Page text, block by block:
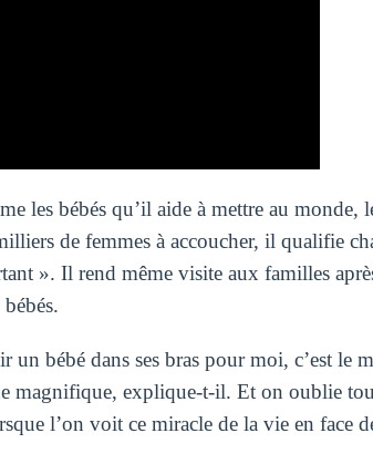
les bébés qu’il aide à mettre au monde,
de femmes à accoucher, il qualifie
». Il rend même visite aux familles
un bébé dans ses bras pour moi, c’est le
magnifique, explique-t-il. Et on oublie
l’on voit ce miracle de la vie en face